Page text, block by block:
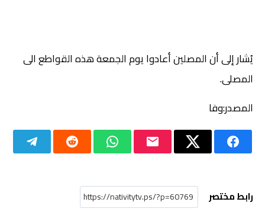
يُشار إلى أن المصلين أعادوا يوم الجمعة هذه القواطع الى
المصلى.
المصدر:وفا
رابط مختصر